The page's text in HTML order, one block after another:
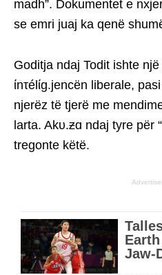
madh”. Dokumentet e
se emri juaj ka qenë
Goditja ndaj Todit ishte
ίnτélίg.jencën liberale,
njerëz të tjerë me
larta. Akυ.ƶɑ ndaj tyre për
tregonte këtë.